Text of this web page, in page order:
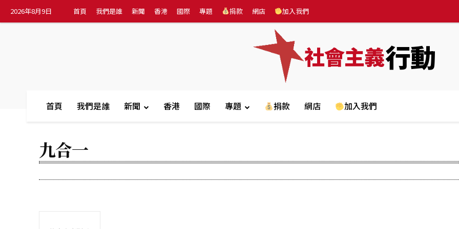
2026年8月9日 首頁 我們是誰 新聞 香港 國際 專題 捐款 網店 加入我們
社會主義行動
首頁 我們是誰 新聞 香港 國際 專題 捐款 網店 加入我們
九合一